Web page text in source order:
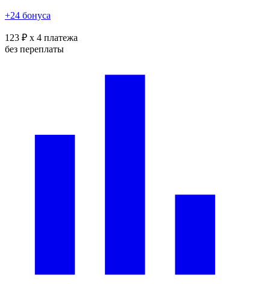
+24 бонуса
123 ₽ x 4 платежа
без переплаты